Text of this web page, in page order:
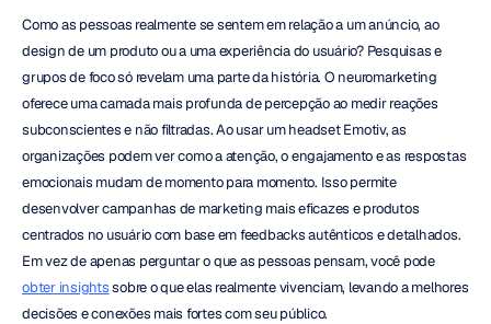
Como as pessoas realmente se sentem em relação a um anúncio, ao
design de um produto ou a uma experiência do usuário? Pesquisas e
grupos de foco só revelam uma parte da história. O neuromarketing
oferece uma camada mais profunda de percepção ao medir reações
subconscientes e não filtradas. Ao usar um headset Emotiv, as
organizações podem ver como a atenção, o engajamento e as respostas
emocionais mudam de momento para momento. Isso permite
desenvolver campanhas de marketing mais eficazes e produtos
centrados no usuário com base em feedbacks autênticos e detalhados.
Em vez de apenas perguntar o que as pessoas pensam, você pode
obter insights sobre o que elas realmente vivenciam, levando a melhores
decisões e conexões mais fortes com seu público.